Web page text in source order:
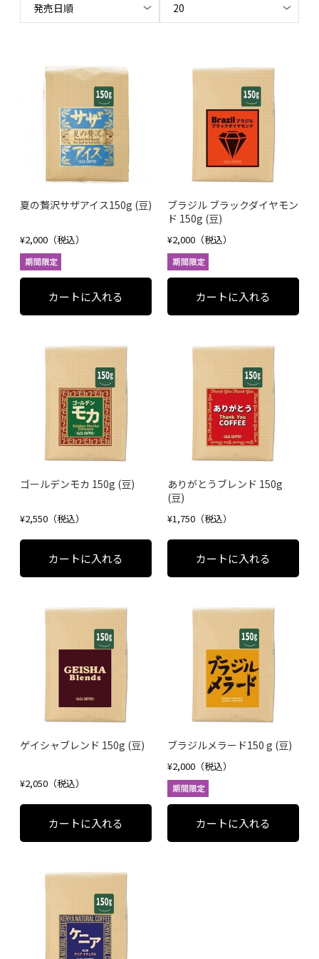
夏の贅沢サザアイス150g (豆)
¥2,000（税込）
ブラジル ブラックダイヤモン
ド 150g (豆)
¥2,000（税込）
ゴールデンモカ 150g (豆)
¥2,550（税込）
ありがとうブレンド 150g
(豆)
¥1,750（税込）
ゲイシャブレンド 150g (豆)
¥2,050（税込）
ブラジルメラード150 g (豆)
¥2,000（税込）